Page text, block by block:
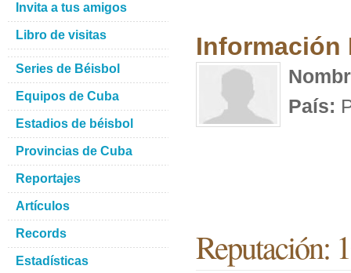
Información
País:
Reputación:
Invita a tus amigos
Libro de visitas
Series de Béisbol
Equipos de Cuba
Estadios de béisbol
Provincias de Cuba
Reportajes
Artículos
Records
Estadísticas